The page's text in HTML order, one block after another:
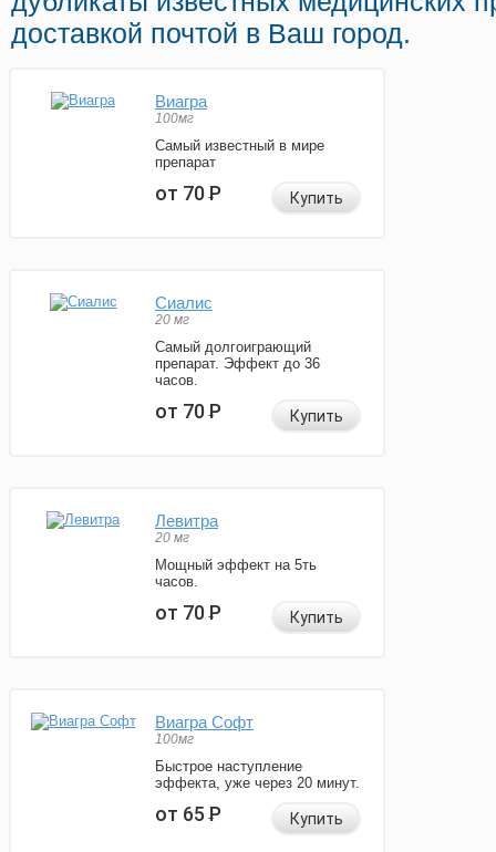
доставкой почтой в Ваш город.
Виагра
100мг
Самый известный в мире
препарат
от 70Р Купить
Сиалис
20 мг
Самый долгоиграющий
препарат. Эффект до 36
часов.
от 70Р Купить
Левитра
20 мг
Мощный эффект на 5ть
часов.
от 70Р Купить
Виагра Софт
100мг
Быстрое наступление
эффекта, уже через 20 минут.
от 65Р Купить